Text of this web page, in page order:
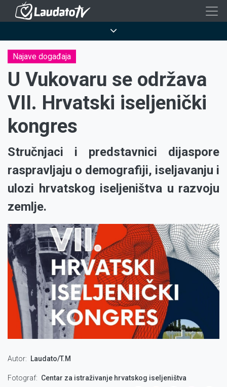
Skoči
sadržaj
Najave događaja
U Vukovaru se održava
VII. Hrvatski iseljenički
kongres
Stručnjaci i predstavnici dijaspore
raspravljaju o demografiji, iseljavanju i
ulozi hrvatskog iseljeništva u razvoju
zemlje.
Autor Laudato/T.M
Fotograf Centar za istraživanje hrvatskog iseljeništva